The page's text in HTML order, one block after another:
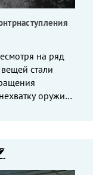
на ряд
стали
оружия,